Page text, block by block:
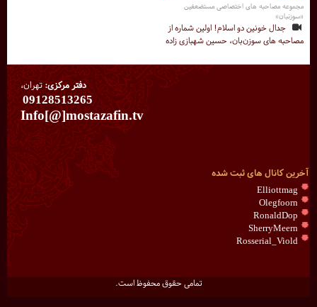
مجموعه مصاحبه های اختصاصی مستضعفین
«سوزنبان»
جدال خونین دو اسلام! اولین شماره از
مصاحبه های سوزن‌بان، حسین شهبازی زاده
دفتر مرکزی:تهران،
09128513265
Info[@]mostazafin.tv
آخرین کانال های ثبت شده
Elliottmag
Olegfoorn
RonaldDop
SherryMeern
Rosserial_Viold
تمامی حقوق محفوظ است.